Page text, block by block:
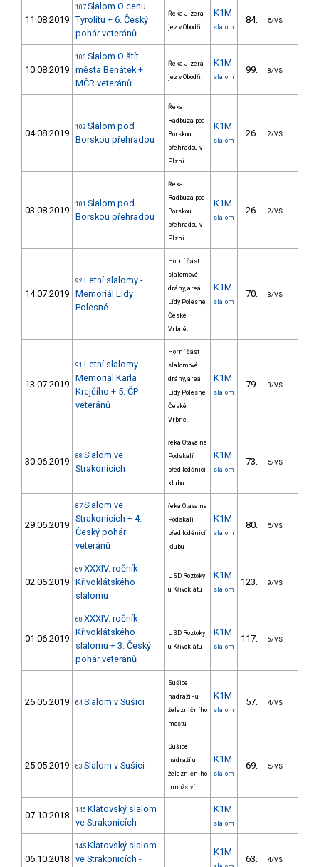
11.08.2019
107 Slalom O cenu
Tyrolitu + 6. Český
pohár veteránů
Řeka Jizera,
jez v Obodři.
K1M
slalom
84. 5/VS
10.08.2019
106 Slalom O štít
města Benátek +
MČR veteránů
Řeka Jizera,
jez v Obodři.
K1M
slalom
99. 8/VS
04.08.2019
102 Slalom pod
Borskou přehradou
Řeka
Radbuza pod
Borskou
přehradou v
Plzni
K1M
slalom
26. 2/VS
03.08.2019
101 Slalom pod
Borskou přehradou
Řeka
Radbuza pod
Borskou
přehradou v
Plzni
K1M
slalom
26. 2/VS
14.07.2019
92 Letní slalomy -
Memoriál Lídy
Polesné
Horní část
slalomové
dráhy, areál
Lídy Polesné,
České
Vrbné.
K1M
slalom
70. 3/VS
13.07.2019
91 Letní slalomy -
Memoriál Karla
Krejčího + 5. ČP
veteránů
Horní část
slalomové
dráhy, areál
Lídy Polesné,
České
Vrbné.
K1M
slalom
79. 3/VS
30.06.2019 88 Slalom ve
Strakonicích
řeka Otava na
Podskalí
před loděnicí
klubu
K1M
slalom
73. 5/VS
29.06.2019
87 Slalom ve
Strakonicích + 4.
Český pohár
veteránů
řeka Otava na
Podskalí
před loděnicí
klubu
K1M
slalom
80. 5/VS
02.06.2019
69 XXXIV. ročník
Křivoklátského
slalomu
USD Roztoky
u Křivoklátu
K1M
slalom
123. 9/VS
01.06.2019
68 XXXIV. ročník
Křivoklátského
slalomu + 3. Český
pohár veteránů
USD Roztoky
u Křivoklátu
K1M
slalom
117. 6/VS
26.05.2019 64 Slalom v Sušici
Sušice
nádraží - u
železničního
mostu
K1M
slalom
57. 4/VS
25.05.2019 63 Slalom v Sušici
Sušice
nádraží u
železničního
množství
K1M
slalom
69. 5/VS
07.10.2018 146 Klatovský slalom
ve Strakonicích
K1M
slalom
06.10.2018
145 Klatovský slalom
ve Strakonicích -
K1M
63. 4/VS